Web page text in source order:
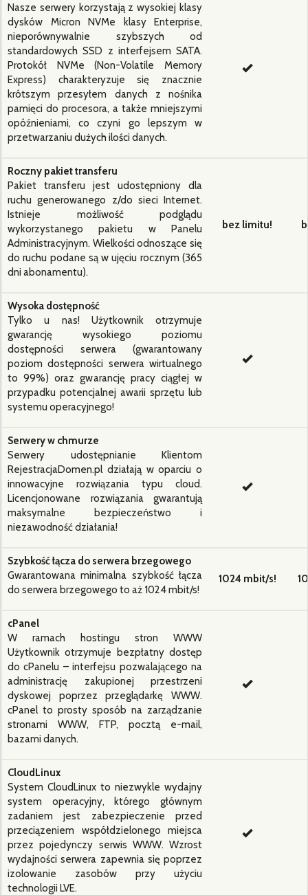
Nasze serwery korzystają z wysokiej klasy
dysków Micron NVMe klasy Enterprise,
nieporównywalnie szybszych od
standardowych SSD z interfejsem SATA.
Protokół NVMe (Non-Volatile Memory
Express) charakteryzuje się znacznie
krótszym przesyłem danych z nośnika
pamięci do procesora, a także mniejszymi
opóźnieniami, co czyni go lepszym w
przetwarzaniu dużych ilości danych.
Roczny pakiet transferu
Pakiet transferu jest udostępniony dla
ruchu generowanego z/do sieci Internet.
Istnieje możliwość podglądu
wykorzystanego pakietu w Panelu
Administracyjnym. Wielkości odnoszące się
do ruchu podane są w ujęciu rocznym (365
dni abonamentu).
bez limitu!
Wysoka dostępność
Tylko u nas! Użytkownik otrzymuje
gwarancję wysokiego poziomu
dostępności serwera (gwarantowany
poziom dostępności serwera wirtualnego
to 99%) oraz gwarancję pracy ciągłej w
przypadku potencjalnej awarii sprzętu lub
systemu operacyjnego!
Serwery w chmurze
Serwery udostępnianie Klientom
RejestracjaDomen.pl działają w oparciu o
innowacyjne rozwiązania typu cloud.
Licencjonowane rozwiązania gwarantują
maksymalne bezpieczeństwo i
niezawodność działania!
Szybkość łącza do serwera brzegowego
Gwarantowana minimalna szybkość łącza
do serwera brzegowego to aż 1024 mbit/s!
1024 mbit/s!
cPanel
W ramach hostingu stron WWW
Użytkownik otrzymuje bezpłatny dostęp
do cPanelu – interfejsu pozwalającego na
administrację zakupionej przestrzeni
dyskowej poprzez przeglądarkę WWW.
cPanel to prosty sposób na zarządzanie
stronami WWW, FTP, pocztą e-mail,
bazami danych.
CloudLinux
System CloudLinux to niezwykle wydajny
system operacyjny, którego głównym
zadaniem jest zabezpieczenie przed
przeciązeniem współdzielonego miejsca
przez pojedynczy serwis WWW. Wzrost
wydajności serwera zapewnia się poprzez
izolowanie zasobów przy użyciu
technologii LVE.